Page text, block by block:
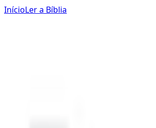
InícioLer a Bíblia